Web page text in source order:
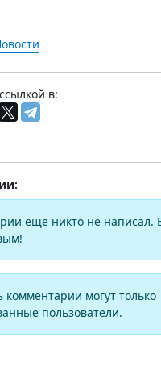
в:
еще никто не написал.
комментарии могут только
пользователи.